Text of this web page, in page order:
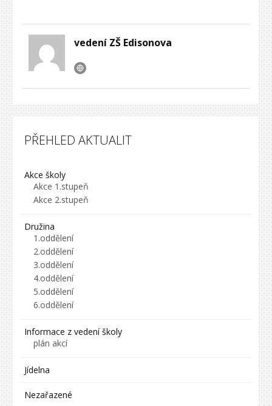
vedení ZŠ Edisonova
PŘEHLED AKTUALIT
Akce školy
Akce 1.stupeň
Akce 2.stupeň
Družina
1.oddělení
2.oddělení
3.oddělení
4.oddělení
5.oddělení
6.oddělení
Informace z vedení školy
plán akcí
Jídelna
Nezařazené